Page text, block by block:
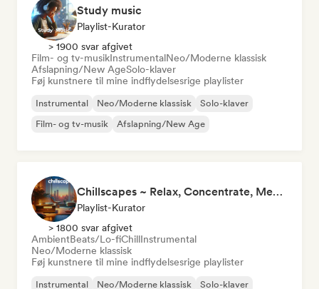
Study music
Playlist-Kurator
> 1900 svar afgivet
Film- og tv-musikInstrumentalNeo/Moderne klassisk
Afslapning/New AgeSolo-klaver
Føj kunstnere til mine indflydelsesrige playlister
Instrumental Neo/Moderne klassisk
Solo-klaver
Film- og tv-musik
Afslapning/New Age
Chillscapes ~ Relax, Concentrate, Meditate, Sleep, Dream
Playlist-Kurator
> 1800 svar afgivet
AmbientBeats/Lo-fiChillInstrumental
Neo/Moderne klassisk
Føj kunstnere til mine indflydelsesrige playlister
Instrumental Neo/Moderne klassisk
Solo-klaver